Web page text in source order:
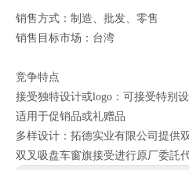
销售方式：制造、批发、零售
销售目标市场：台湾
竞争特点
接受独特设计或logo：可接受特别
适用于促销品或礼赠品
多样设计：拓德实业有限公司提供
双叉吸盘车窗旗接受进行原厂委託